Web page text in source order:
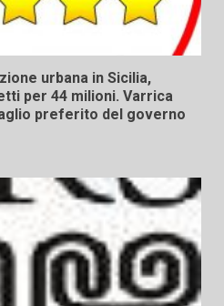
urbana in Sicilia,
per 44 milioni. Varrica
preferito del governo